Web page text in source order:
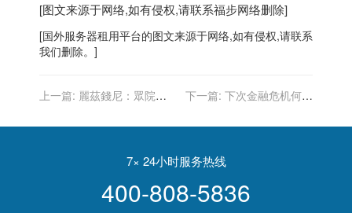
[图文来源于网络,如有侵权,请联系福步网络删除]
[国外服务器租用平台的图文来源于网络,如有侵权,请联系
我们删除。]
上一篇: 麗茲錢尼：眾院掌
普阻止暴動
下一篇: 下次金融危机何时
不迟于 2023 年
7× 24小时服务热线
400-808-5836